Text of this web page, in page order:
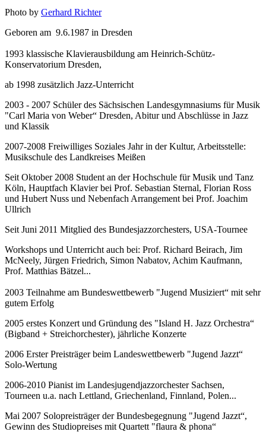
Photo by Gerhard Richter
Geboren am 9.6.1987 in Dresden
1993 klassische Klavierausbildung am Heinrich-Schütz-
Konservatorium Dresden,
ab 1998 zusätzlich Jazz-Unterricht
2003 - 2007 Schüler des Sächsischen Landesgymnasiums für Musik
"Carl Maria von Weber“ Dresden, Abitur und Abschlüsse in Jazz
und Klassik
2007-2008 Freiwilliges Soziales Jahr in der Kultur, Arbeitsstelle:
Musikschule des Landkreises Meißen
Seit Oktober 2008 Student an der Hochschule für Musik und Tanz
Köln, Hauptfach Klavier bei Prof. Sebastian Sternal, Florian Ross
und Hubert Nuss und Nebenfach Arrangement bei Prof. Joachim
Ullrich
Seit Juni 2011 Mitglied des Bundesjazzorchesters, USA-Tournee
Workshops und Unterricht auch bei: Prof. Richard Beirach, Jim
McNeely, Jürgen Friedrich, Simon Nabatov, Achim Kaufmann,
Prof. Matthias Bätzel...
2003 Teilnahme am Bundeswettbewerb "Jugend Musiziert“ mit sehr
gutem Erfolg
2005 erstes Konzert und Gründung des "Island H. Jazz Orchestra“
(Bigband + Streichorchester), jährliche Konzerte
2006 Erster Preisträger beim Landeswettbewerb "Jugend Jazzt“
Solo-Wertung
2006-2010 Pianist im Landesjugendjazzorchester Sachsen,
Tourneen u.a. nach Lettland, Griechenland, Finnland, Polen...
Mai 2007 Solopreisträger der Bundesbegegnung "Jugend Jazzt“,
Gewinn des Studiopreises mit Quartett "flaura & phona“